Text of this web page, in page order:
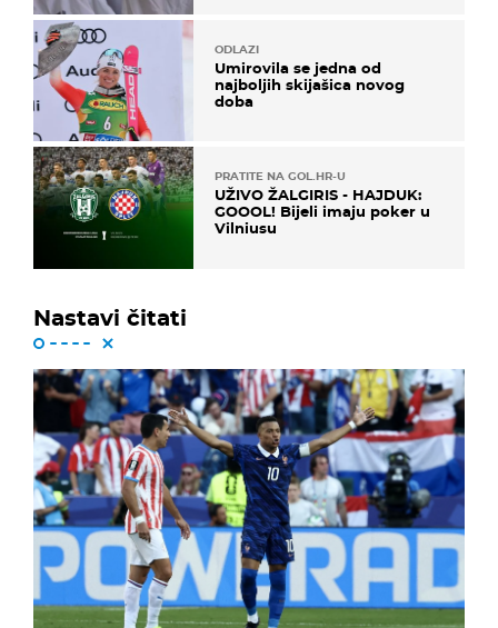
ODLAZI
Umirovila se jedna od
najboljih skijašica novog
doba
PRATITE NA GOL.HR-U
UŽIVO ŽALGIRIS - HAJDUK:
GOOOL! Bijeli imaju poker u
Vilniusu
Nastavi čitati